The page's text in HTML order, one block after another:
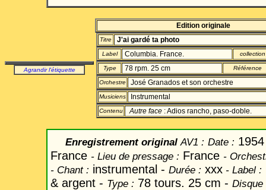
Agrandir l'étiquette
Edition originale
Titre J'ai gardé ta photo
Label Columbia. France. collection
Type 78 rpm. 25 cm Référence
Orchestre José Granados et son orchestre
Musiciens Instrumental
Contenu Autre face : Adios rancho, paso-doble.
Enregistrement originalAV1 : Date : 1954
France - Lieu de pressage : France -
- Chant: instrumental - Durée : xxx - Label :
& argent - Type : 78 tours. 25 cm - Disque